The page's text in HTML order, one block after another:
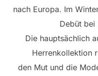
nach Europa. Im
Debüt bei
Die hauptsächlich
Herrenkollektion
den Mut und die